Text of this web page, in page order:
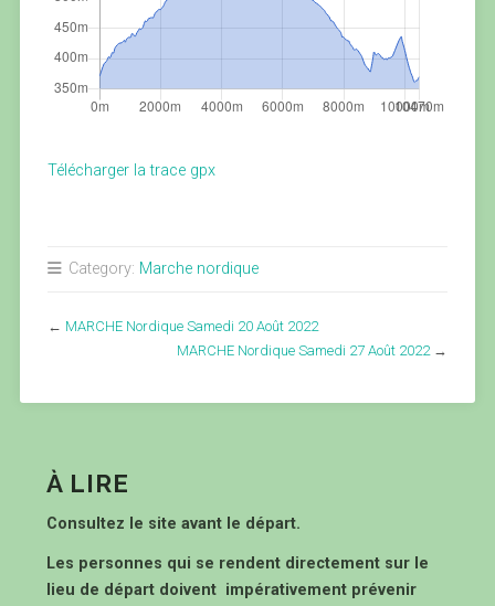
Télécharger la trace gpx
Category: Marche nordique
← MARCHE Nordique Samedi 20 Août 2022
MARCHE Nordique Samedi 27 Août 2022→
À LIRE
Consultez le site avant le départ.
Les personnes qui se rendent directement sur le
lieu de départ doivent impérativement prévenir